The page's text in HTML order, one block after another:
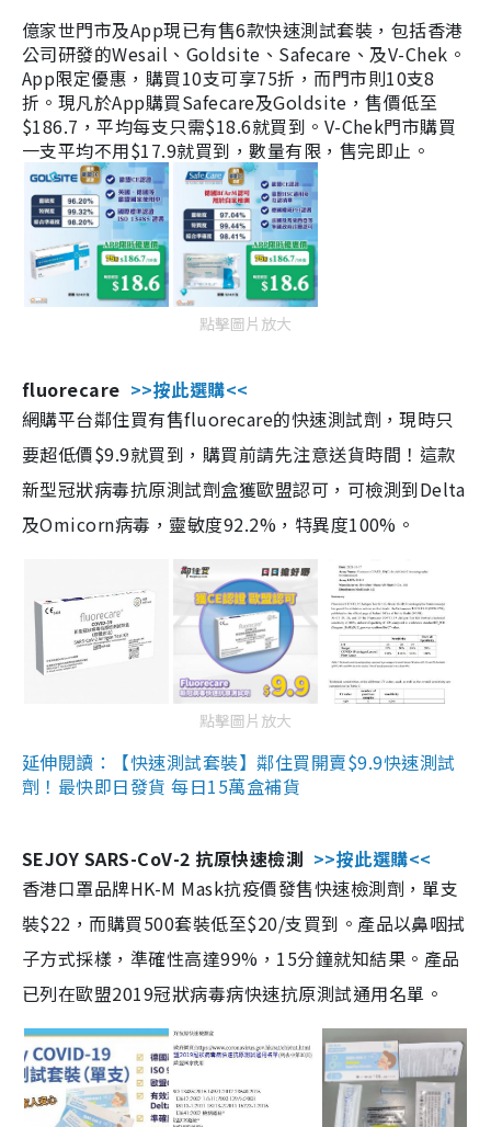
億家世門市及App現已有售6款快速測試套裝，包括香港
公司研發的Wesail、Goldsite、Safecare、及V-Chek。
App限定優惠，購買10支可享75折，而門市則10支8
折。現凡於App購買Safecare及Goldsite，售價低至
$186.7，平均每支只需$18.6就買到。V-Chek門市購買
一支平均不用$17.9就買到，數量有限，售完即止。
點擊圖片放大
fluorecare >>按此選購<<
網購平台鄰住買有售fluorecare的快速測試劑，現時只
要超低價$9.9就買到，購買前請先注意送貨時間！這款
新型冠狀病毒抗原測試劑盒獲歐盟認可，可檢測到Delta
及Omicorn病毒，靈敏度92.2%，特異度100%。
點擊圖片放大
延伸閱讀：【快速測試套裝】鄰住買開賣$9.9快速測試
劑！最快即日發貨 每日15萬盒補貨
SEJOY SARS-CoV-2 抗原快速檢測 >>按此選購<<
香港口罩品牌HK-M Mask抗疫價發售快速檢測劑，單支
裝$22，而購買500套裝低至$20/支買到。產品以鼻咽拭
子方式採樣，準確性高達99%，15分鐘就知結果。產品
已列在歐盟2019冠狀病毒病快速抗原測試通用名單。